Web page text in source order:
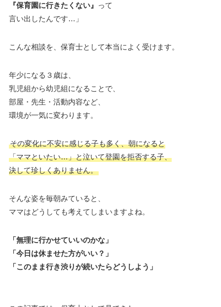
『保育園に行きたくない』 って
言い出したんです…」
こんな相談を、保育士として本当によく受けます。
年少になる３歳は、
乳児組から幼児組になることで、
部屋・先生・活動内容など、
環境が一気に変わります。
その変化に不安に感じる子も多く、朝になると
「ママといたい…」と泣いて登園を拒否する子、
決して珍しくありません。
そんな姿を毎朝みていると、
ママはどうしても考えてしまいますよね。
「無理に行かせていいのかな」
「今日は休ませた方がいい？」
「このまま行き渋りが続いたらどうしよう」